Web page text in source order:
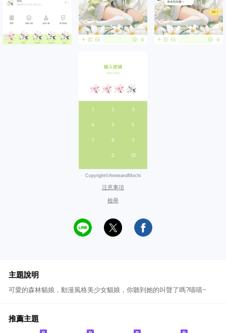
Copyright©AnnieandMochi
注意事項
檢舉
主題說明
可愛的森林貓娘，動漫風格美少女貓娘，你聽到她的叫聲了嗎?喵喵~
推薦主題